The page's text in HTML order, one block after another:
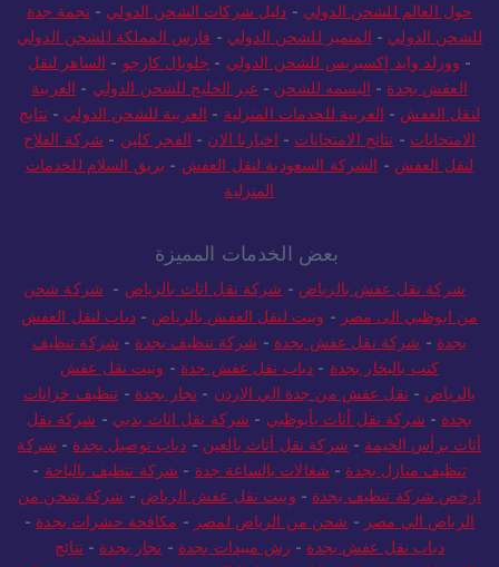
حول العالم للشحن الدولي - دليل شركات الشحن الدولي - نجمة جدة
للشحن الدولي - المتميز للشحن الدولي - فارس المملكة للشحن الدولي
- وورلد وايد إكسبريس للشحن الدولي - جلوبال كارجو - الساهر لنقل
العفش بجدة - البسمه للشحن - عبر الخليج للشحن الدولي - العربية
لنقل العفش - العربية للخدمات المنزلية - العربية للشحن الدولي - نتايج
الامتحانات - نتائج الامتحانات - اخبارنا الان - الفجر كلين - شركة الفلاح
لنقل العفش - الشركة السعودية لنقل العفش - بريق السلام للخدمات
المنزلية
بعض الخدمات المميزة
شركة نقل عفش بالرياض - شركة نقل اثاث بالرياض - شركة شحن
من ابوظبي الى مصر - ونيت لنقل العفش بالرياض -دباب لنقل العفش
بجدة - شركة نقل عفش بجدة - شركة تنظيف بجدة - شركة تنظيف
كنب بالبخار بجدة - دباب نقل عفش جدة - ونيت نقل عفش
بالرياض - نقل عفش من جدة الي الاردن - نجار بجدة - تنظيف خزانات
بجدة - شركة نقل أثاث بأبوظبي - شركة نقل اثاث بدبي - شركة نقل
أثاث برأس الخيمة - شركة نقل أثاث بالعين - دباب توصيل بجدة - شركة
تنظيف منازل بجدة - شغالات بالساعة جدة - شركة تنظيف بالباحة -
ارخص شركة تنظيف بجدة - ونيت نقل عفش الرياض - شركة شحن من
الرياض الي مصر - شحن من الرياض لمصر - مكافحة حشرات بجدة -
دباب نقل عفش بجدة - رش مبيدات بجدة - نجار بجدة - نتائج